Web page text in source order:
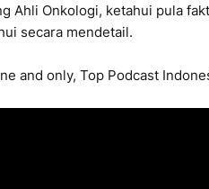
Ahli Onkologi, ketahui pula
secara mendetail.
and only, Top Podcast